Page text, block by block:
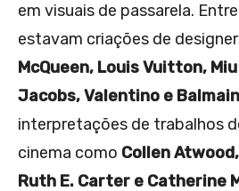
em visuais de passarela.
estavam criações de
McQueen, Louis Vuitton,
Jacobs, Valentino e Balmain
interpretações de trabalhos
cinema como Collen
Ruth E. Carter e Catherine